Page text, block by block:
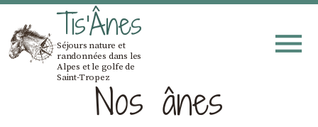
Tis'Ânes
Séjours nature et
randonnées dans les
Alpes et le golfe de
Saint-TropezNos ânes